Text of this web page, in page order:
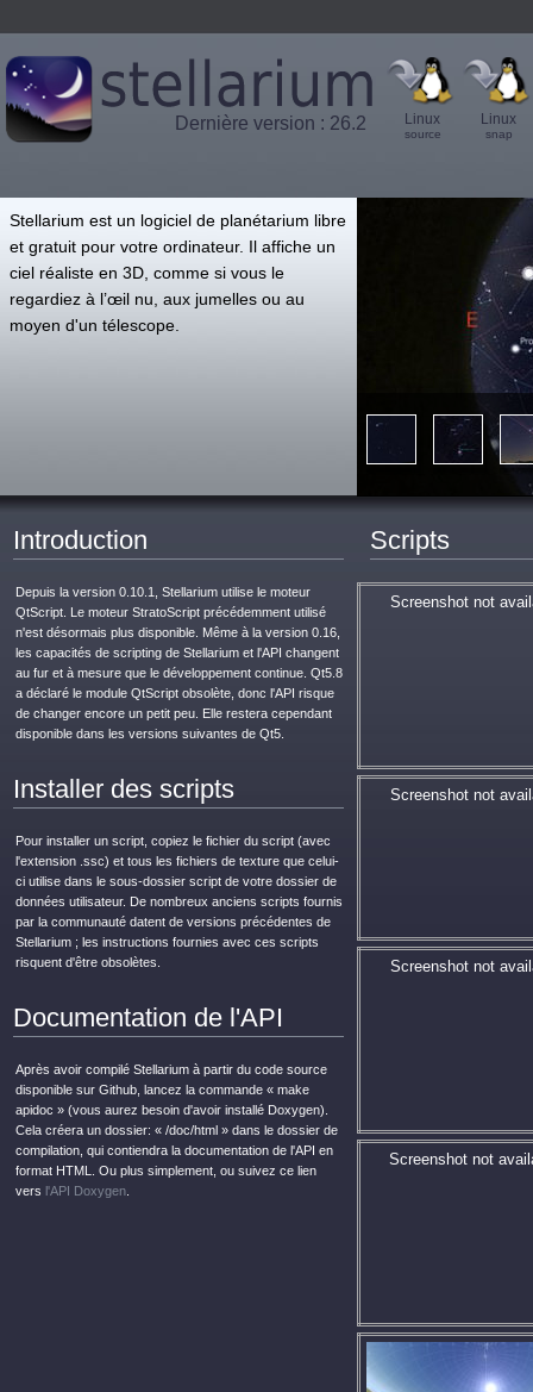
Dernière version : 26.2 Linux
source
Linux
snap
Stellarium est un logiciel de planétarium libre
et gratuit pour votre ordinateur. Il affiche un
ciel réaliste en 3D, comme si vous le
regardiez à l’œil nu, aux jumelles ou au
moyen d'un télescope.
Introduction
Depuis la version 0.10.1, Stellarium utilise le moteur
QtScript. Le moteur StratoScript précédemment utilisé
n'est désormais plus disponible. Même à la version 0.16,
les capacités de scripting de Stellarium et l'API changent
au fur et à mesure que le développement continue. Qt5.8
a déclaré le module QtScript obsolète, donc l'API risque
de changer encore un petit peu. Elle restera cependant
disponible dans les versions suivantes de Qt5.
Installer des scripts
Pour installer un script, copiez le fichier du script (avec
l'extension .ssc) et tous les fichiers de texture que celui-
ci utilise dans le sous-dossier script de votre dossier de
données utilisateur. De nombreux anciens scripts fournis
par la communauté datent de versions précédentes de
Stellarium ; les instructions fournies avec ces scripts
risquent d'être obsolètes.
Documentation de l'API
Après avoir compilé Stellarium à partir du code source
disponible sur Github, lancez la commande « make
apidoc » (vous aurez besoin d'avoir installé Doxygen).
Cela créera un dossier: « /doc/html » dans le dossier de
compilation, qui contiendra la documentation de l'API en
format HTML. Ou plus simplement, ou suivez ce lien
vers l'API Doxygen
Scripts
Screenshot not
Screenshot not
Screenshot not
Screenshot not